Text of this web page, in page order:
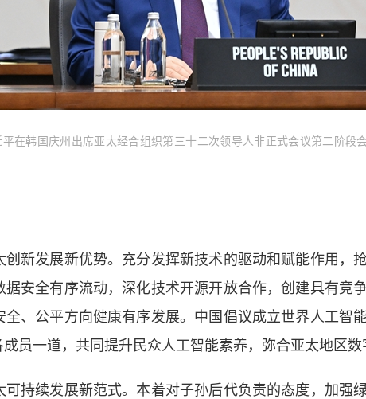
在韩国庆州出席亚太经合组织第三十二次领导人非正式会议第二阶段
发展新优势。充分发挥新技术的驱动和赋能作用，抢
安全有序流动，深化技术开源开放合作，创建具有竞
、公平方向健康有序发展。中国倡议成立世界人工智
员一道，共同提升民众人工智能素养，弥合亚太地区数
续发展新范式。本着对子孙后代负责的态度，加强